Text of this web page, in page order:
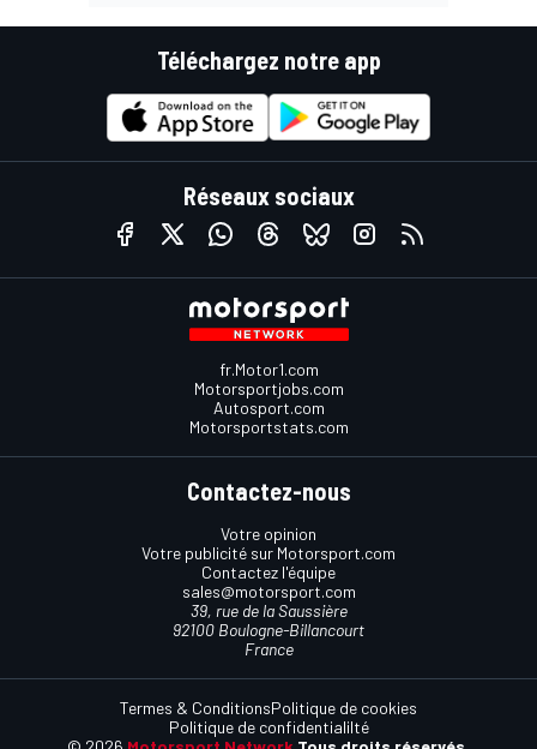
Téléchargez notre app
Réseaux sociaux
fr.Motor1.com
Motorsportjobs.com
Autosport.com
Motorsportstats.com
Contactez-nous
Votre opinion
Votre publicité sur Motorsport.com
Contactez l'équipe
sales@motorsport.com
39, rue de la Saussière
92100 Boulogne-Billancourt
France
Termes & ConditionsPolitique de cookies
Politique de confidentialilté